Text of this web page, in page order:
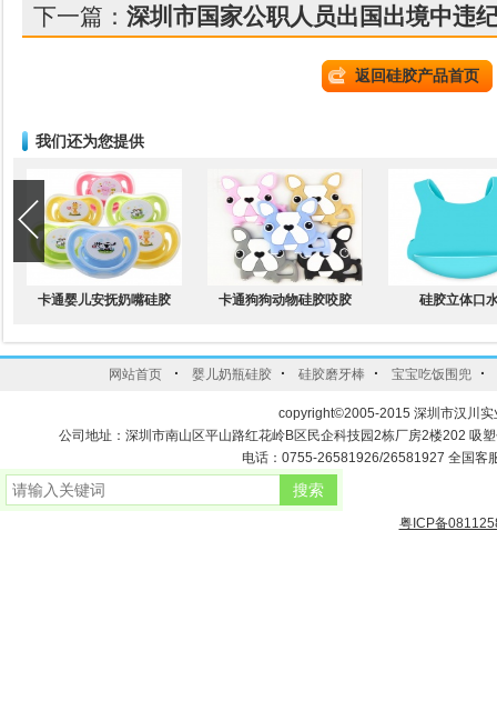
下一篇： 深圳市国家公职人员出国出境中违
返回硅胶产品首页
我们还为您提供
卡通婴儿安抚奶嘴硅胶 卡通狗狗动物硅胶咬胶 硅胶立体口
网站首页 · 婴儿奶瓶硅胶 · 硅胶磨牙棒 · 宝宝吃饭围兜 ·
copyright©2005-2015 深圳市汉川
公司地址：深圳市南山区平山路红花岭B区民企科技园2栋厂房2楼202 吸
电话：0755-26581926/26581927 全国客
粤ICP备